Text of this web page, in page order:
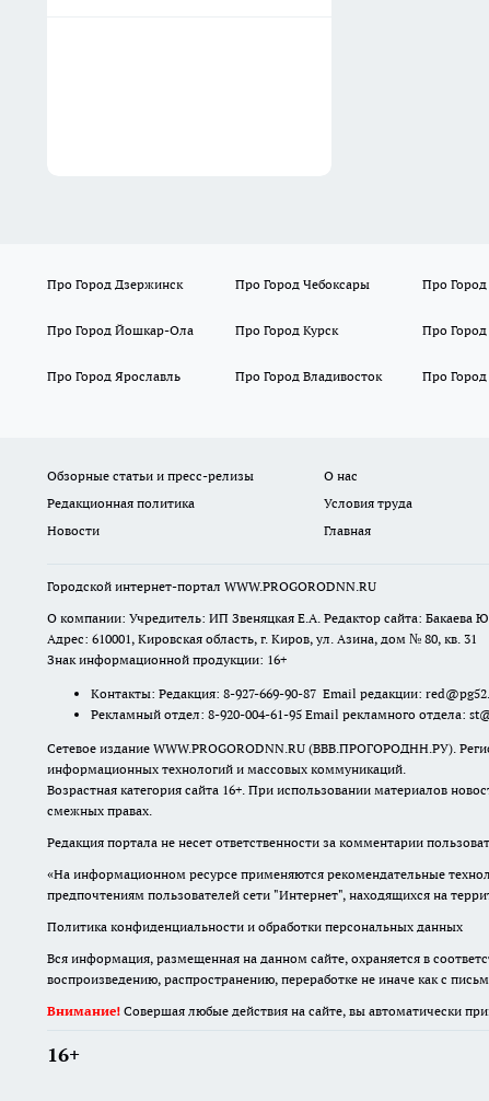
Про Город Дзержинск Про Город Чебоксары Про Город
Про Город Йошкар-Ола Про Город Курск Про
Про Город Ярославль Про Город Владивосток Про
Обзорные статьи и пресс-релизы О нас
Редакционная политика
Условия труда
Новости
Главная
Городской интернет-портал WWW.PROGORODNN.RU
О компании: Учредитель: ИП Звеняцкая Е.А. Редактор сайта: Бакаева
Адрес: 610001, Кировская область, г. Киров, ул. Азина, дом № 80, кв. 31
Знак информационной продукции: 16+
Контакты: Редакция: 8-927-669-90-87 Email редакции:
Рекламный отдел: 8-920-004-61-95 Email рекламного отдела:
Сетевое издание WWW.PROGORODNN.RU (ВВВ.ПРОГОРОДНН.РУ).
информационных технологий и массовых коммуникаций.
Возрастная категория сайта 16+. При использовании материалов
смежных правах.
Редакция портала не несет ответственности за комментарии
«На информационном ресурсе применяются рекомендательные
предпочтениям пользователей сети "Интернет", находящихся на
Политика конфиденциальности и обработки персональных данных
Вся информация, размещенная на данном сайте, охраняется в
воспроизведению, распространению, переработке не иначе как с
Внимание! Совершая любые действия на сайте, вы автоматически
16+